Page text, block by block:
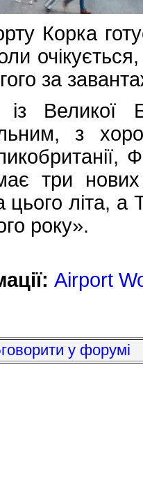
Корка
за
із Великої
з
три
цього літа,
року».
Airport
у форумі